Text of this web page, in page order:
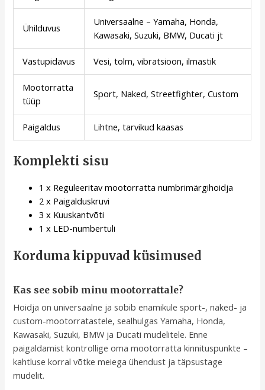
Ühilduvus
Universaalne – Yamaha, Honda,
Kawasaki, Suzuki, BMW, Ducati jt
Vastupidavus Vesi, tolm, vibratsioon, ilmastik
Mootorratta
tüüp
Sport, Naked, Streetfighter, Custom
Paigaldus Lihtne, tarvikud kaasas
Komplekti sisu
1 x Reguleeritav mootorratta numbrimärgihoidja
2 x Paigalduskruvi
3 x Kuuskantvõti
1 x LED-numbertuli
Korduma kippuvad küsimused
Kas see sobib minu mootorrattale?
Hoidja on universaalne ja sobib enamikule sport-, naked- ja
custom-mootorratastele, sealhulgas Yamaha, Honda,
Kawasaki, Suzuki, BMW ja Ducati mudelitele. Enne
paigaldamist kontrollige oma mootorratta kinnituspunkte –
kahtluse korral võtke meiega ühendust ja täpsustage
mudelit.